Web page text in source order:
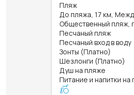
Пляж
До пляжа, 17 км,
Общественный пляж,
Песчаный пляж
Песчаный вход в воду
Зонты (Платно)
Шезлонги (Платно)
Душ на пляже
Питание и напитки